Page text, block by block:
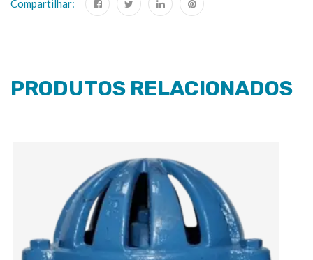
Compartilhar:
PRODUTOS RELACIONADOS